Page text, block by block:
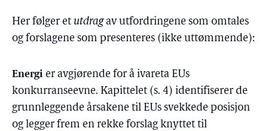
Her følger et utdragav utfordringene som omtales
og forslagene som presenteres (ikke uttømmende):
Energi er avgjørende for å ivareta EUs
konkurranseevne. Kapittelet (s. 4) identifiserer de
grunnleggende årsakene til EUs svekkede posisjon
og legger frem en rekke forslag knyttet til